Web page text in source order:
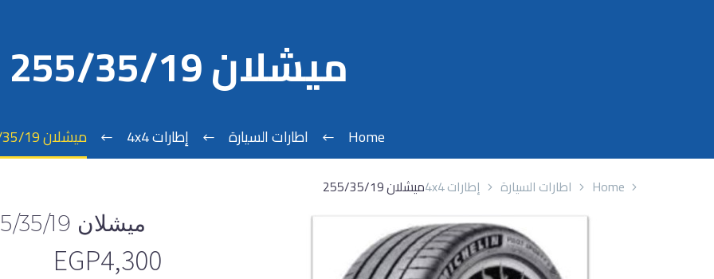
ميشلان 255/35/19
Home اطارات السيارة إطارات 4x4 ميشلان 255/35/19
Home اطارات السيارة إطارات 4x4 ميشلان 255/35/19
ميشلان 255/35/19
EGP4,300